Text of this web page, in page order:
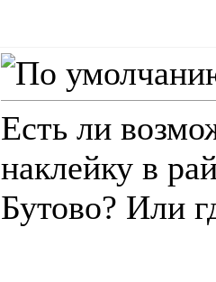
Есть ли
наклейку в
Бутово? Или